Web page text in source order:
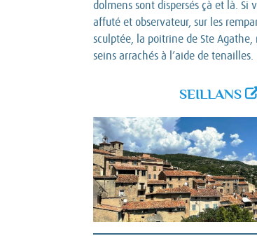
dolmens sont dispersés çà et là. Si
affuté et observateur, sur les
sculptée, la poitrine de Ste
seins arrachés à l’aide de tenailles.
SEILLANS